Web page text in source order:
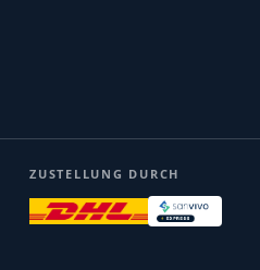
ZUSTELLUNG DURCH